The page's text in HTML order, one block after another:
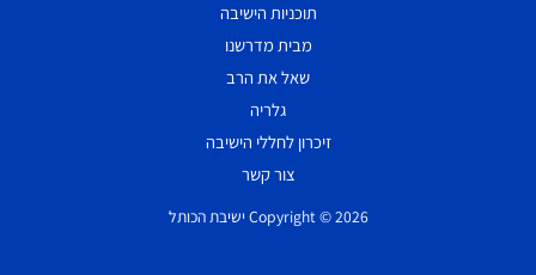
תוכניות הישיבה
מבית מדרשנו
שאל את הרב
גלריה
זיכרון לחללי הישיבה
צור קשר
Copyright © 2026 ישיבת הכותל